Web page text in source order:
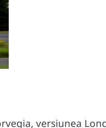
versiunea